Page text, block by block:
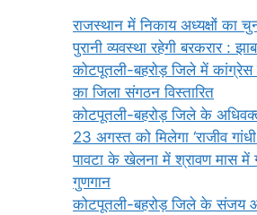
राजस्थान में निकाय अध्यक्षों का
पुरानी व्यवस्था रहेगी बरकरार :
कोटपूतली-बहरोड़ जिले में कांग्रेस
का जिला संगठन विस्तारित
कोटपूतली-बहरोड़ जिले के
23 अगस्त को मिलेगा ‘राजीव गांधी
पावटा के खेलना में श्रावण मास में
गुणगान
कोटपूतली-बहरोड़ जिले के संजय